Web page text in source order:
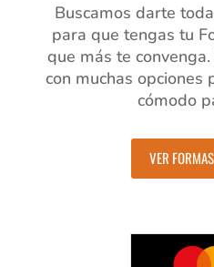
Buscamos darte
para que tengas tu
que más te
con muchas opciones
cómodo
VER